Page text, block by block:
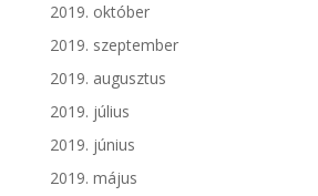
2019. október
2019. szeptember
2019. augusztus
2019. július
2019. június
2019. május